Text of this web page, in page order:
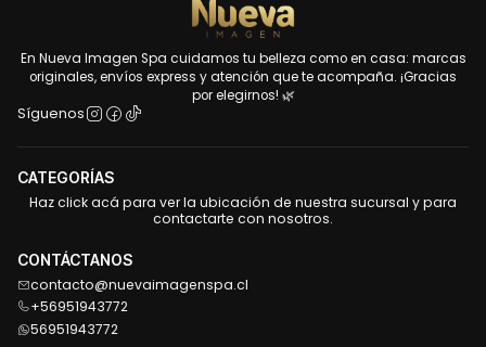
En Nueva Imagen Spa cuidamos tu belleza como en casa: marcas
originales, envíos express y atención que te acompaña. ¡Gracias
por elegirnos! 🌿
Síguenos
CATEGORÍAS
Haz click acá para ver la ubicación de nuestra sucursal y para
contactarte con nosotros.
CONTÁCTANOS
contacto@nuevaimagenspa.cl
+56951943772
56951943772